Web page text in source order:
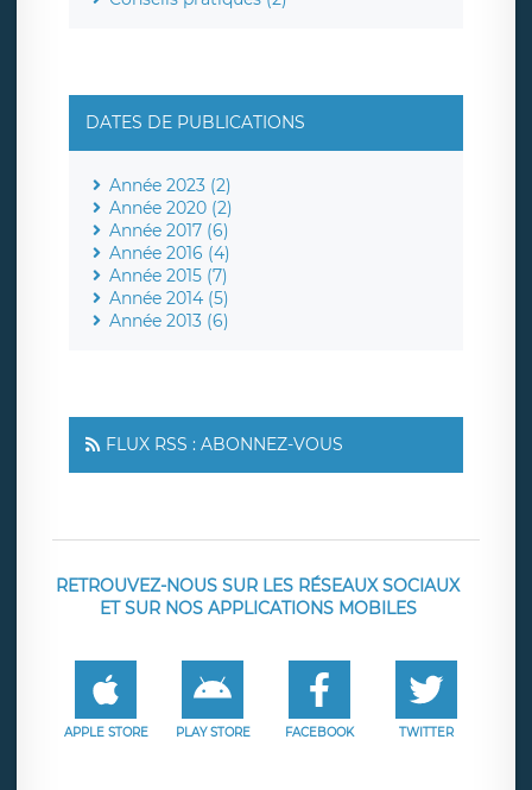
DATES DE PUBLICATIONS
Année 2023 (2)
Année 2020 (2)
Année 2017 (6)
Année 2016 (4)
Année 2015 (7)
Année 2014 (5)
Année 2013 (6)
FLUX RSS : ABONNEZ-VOUS
RETROUVEZ-NOUS SUR LES RÉSEAUX SOCIAUX
ET SUR NOS APPLICATIONS MOBILES
APPLE STORE PLAY STORE FACEBOOK TWITTER